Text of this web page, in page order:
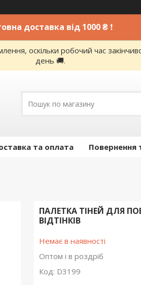
доставка від 1000 ₴ ❗
оскільки робочий час
день 🚚.
та оплата Повернення
ПАЛЕТКА ТІНЕЙ ДЛЯ
ВІДТІНКІВ
Немає в наявності
Оптом і в роздріб
Код: D3199